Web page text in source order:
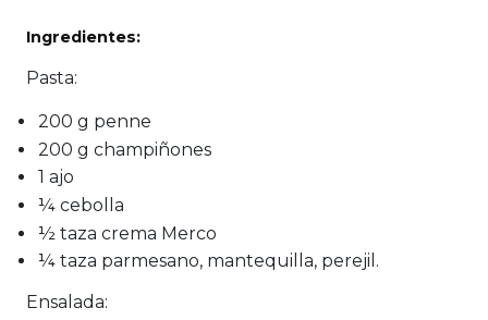
Ingredientes:
Pasta:
200 g penne
200 g champiñones
1 ajo
¼ cebolla
½ taza crema Merco
¼ taza parmesano, mantequilla, perejil.
Ensalada: